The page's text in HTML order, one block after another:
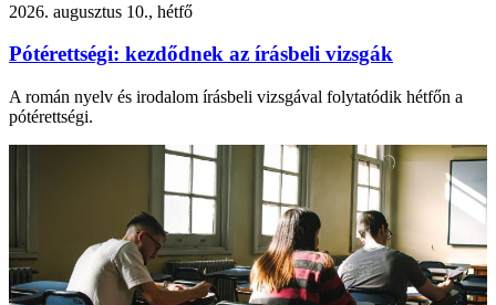
2026. augusztus 10., hétfő
Pótérettségi: kezdődnek az írásbeli vizsgák
A román nyelv és irodalom írásbeli vizsgával folytatódik hétfőn a
pótérettségi.